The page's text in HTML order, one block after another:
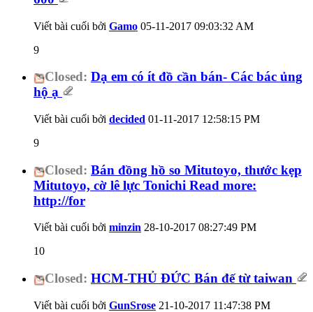
Viết bài cuối bởi Gamo 05-11-2017 09:03:32 AM
9
Closed: Dạ em có ít đồ cần bán- Các bác ủng
hộ ạ
Viết bài cuối bởi decided 01-11-2017 12:58:15 PM
9
Closed: Bán đồng hồ so Mitutoyo, thước kẹp
Mitutoyo, cờ lê lực Tonichi Read more:
http://for
Viết bài cuối bởi minzin 28-10-2017 08:27:49 PM
10
Closed: HCM-THỦ ĐỨC Bán đế từ taiwan
Viết bài cuối bởi GunSrose 21-10-2017 11:47:38 PM